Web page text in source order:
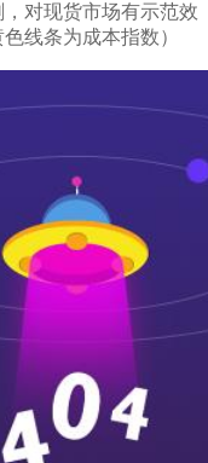
，对现货市场有示范效
线条为成本指数）